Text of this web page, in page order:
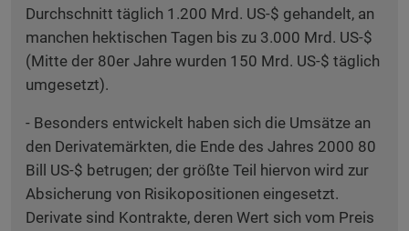
Durchschnitt täglich 1.200 Mrd. US-$ gehandelt, an
manchen hektischen Tagen bis zu 3.000 Mrd. US-$
(Mitte der 80er Jahre wurden 150 Mrd. US-$ täglich
umgesetzt).
- Besonders entwickelt haben sich die Umsätze an
den Derivatemärkten, die Ende des Jahres 2000 80
Bill US-$ betrugen; der größte Teil hiervon wird zur
Absicherung von Risikopositionen eingesetzt.
Derivate sind Kontrakte, deren Wert sich vom Preis